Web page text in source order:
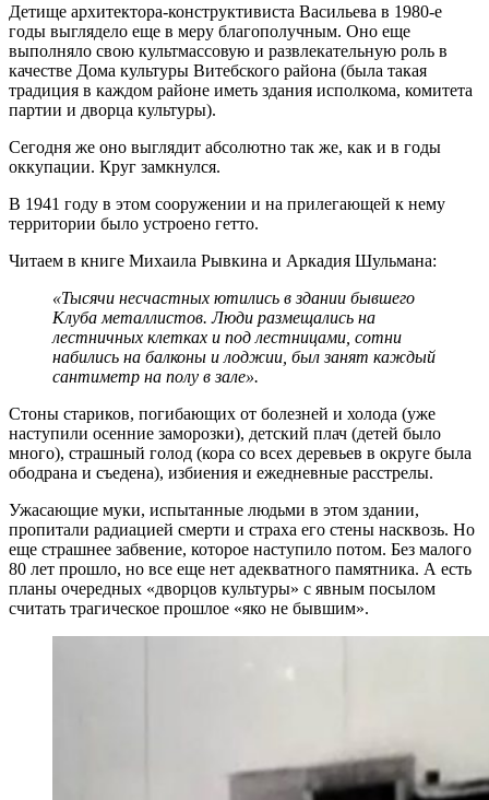
Детище архитектора-конструктивиста Васильева в 1980-е
годы выглядело еще в меру благополучным. Оно еще
выполняло свою культмассовую и развлекательную роль в
качестве Дома культуры Витебского района (была такая
традиция в каждом районе иметь здания исполкома, комитета
партии и дворца культуры).
Сегодня же оно выглядит абсолютно так же, как и в годы
оккупации. Круг замкнулся.
В 1941 году в этом сооружении и на прилегающей к нему
территории было устроено гетто.
Читаем в книге Михаила Рывкина и Аркадия Шульмана:
«Тысячи несчастных ютились в здании бывшего
Клуба металлистов. Люди размещались на
лестничных клетках и под лестницами, сотни
набились на балконы и лоджии, был занят каждый
сантиметр на полу в зале».
Стоны стариков, погибающих от болезней и холода (уже
наступили осенние заморозки), детский плач (детей было
много), страшный голод (кора со всех деревьев в округе была
ободрана и съедена), избиения и ежедневные расстрелы.
Ужасающие муки, испытанные людьми в этом здании,
пропитали радиацией смерти и страха его стены насквозь. Но
еще страшнее забвение, которое наступило потом. Без малого
80 лет прошло, но все еще нет адекватного памятника. А есть
планы очередных «дворцов культуры» с явным посылом
считать трагическое прошлое «яко не бывшим».